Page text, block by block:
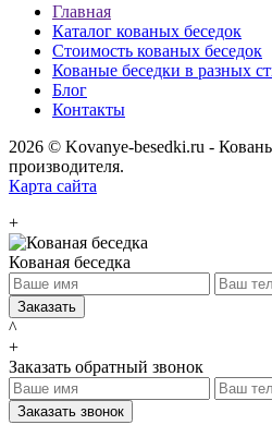
Главная
Каталог кованых беседок
Стоимость кованых беседок
Кованые беседки в разных
Блог
Контакты
2026 © Kovanye-besedki.ru -
производителя.
Карта сайта
+
Кованая беседка
^
+
Заказать обратный звонок